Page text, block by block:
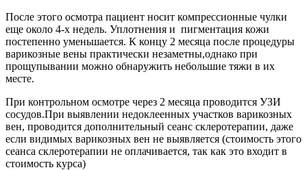
После этого осмотра пациент носит компрессионные чулки
еще около 4-х недель. Уплотнения и пигментация кожи
постепенно уменьшается. К концу 2 месяца после процедуры
варикозные вены практически незаметны,однако при
прощупывании можно обнаружить небольшие тяжи в их
месте.
При контрольном осмотре через 2 месяца проводится УЗИ
сосудов.При выявлении недоклеенных участков варикозных
вен, проводится дополнительный сеанс склеротерапии, даже
если видимых варикозных вен не выявляется (стоимость этого
сеанса склеротерапии не оплачивается, так как это входит в
стоимость курса)